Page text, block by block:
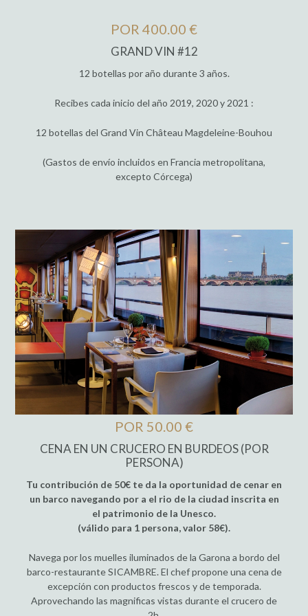
POR 400.00 €
GRAND VIN #12
12 botellas por año durante 3 años.
Recibes cada inicio del año 2019, 2020 y 2021 :
12 botellas del Grand Vin Château Magdeleine-Bouhou
(Gastos de envío incluidos en Francia metropolitana,
excepto Córcega)
POR 50.00 €
CENA EN UN CRUCERO EN BURDEOS (POR
PERSONA)
Tu contribución de 50€ te da la oportunidad de cenar en
un barco navegando por a el rio de la ciudad inscrita en
el patrimonio de la Unesco.
(válido para 1 persona, valor 58€).
Navega por los muelles iluminados de la Garona a bordo del
barco-restaurante SICAMBRE. El chef propone una cena de
excepción con productos frescos y de temporada.
Aprovechando las magnificas vistas durante el crucero de